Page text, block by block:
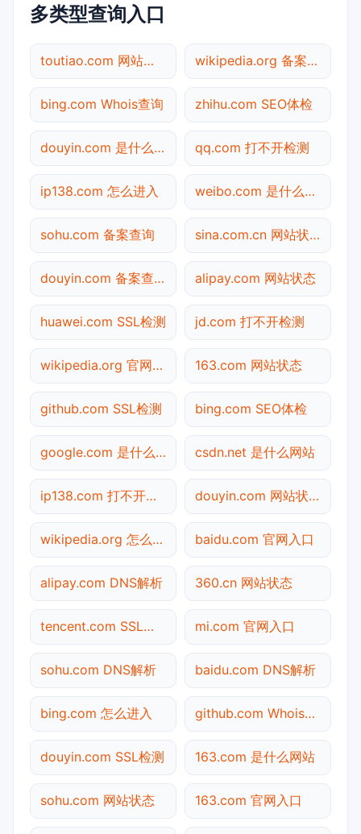
多类型查询入口
toutiao.com 网站状态 wikipedia.org 备案查询
bing.com Whois查询 zhihu.com SEO体检
douyin.com 是什么网站 qq.com 打不开检测
ip138.com 怎么进入 weibo.com 是什么网站
sohu.com 备案查询 sina.com.cn 网站状态
douyin.com 备案查询 alipay.com 网站状态
huawei.com SSL检测 jd.com 打不开检测
wikipedia.org 官网入口 163.com 网站状态
github.com SSL检测 bing.com SEO体检
google.com 是什么网站 csdn.net 是什么网站
ip138.com 打不开检测 douyin.com 网站状态
wikipedia.org 怎么进入 baidu.com 官网入口
alipay.com DNS解析 360.cn 网站状态
tencent.com SSL检测 mi.com 官网入口
sohu.com DNS解析 baidu.com DNS解析
bing.com 怎么进入 github.com Whois查询
douyin.com SSL检测 163.com 是什么网站
sohu.com 网站状态 163.com 官网入口